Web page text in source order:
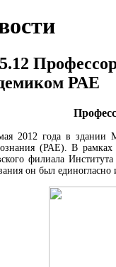
РАЕ
2012 года в здании
(РАЕ). В
филиала
он был